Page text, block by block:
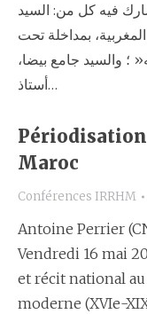
2025، بمقره شارك فيه كل من: السيد
بمداخلة تحت
؛ والسيد جامع بيضا،
أستاذ…
Maroc
Conférences IRRHM
Antoine Perrier
Vendredi 16 mai
et récit national au
moderne (XVIe-